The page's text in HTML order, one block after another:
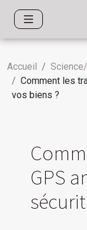
Accueil
Comment les
vos biens ?
GPS